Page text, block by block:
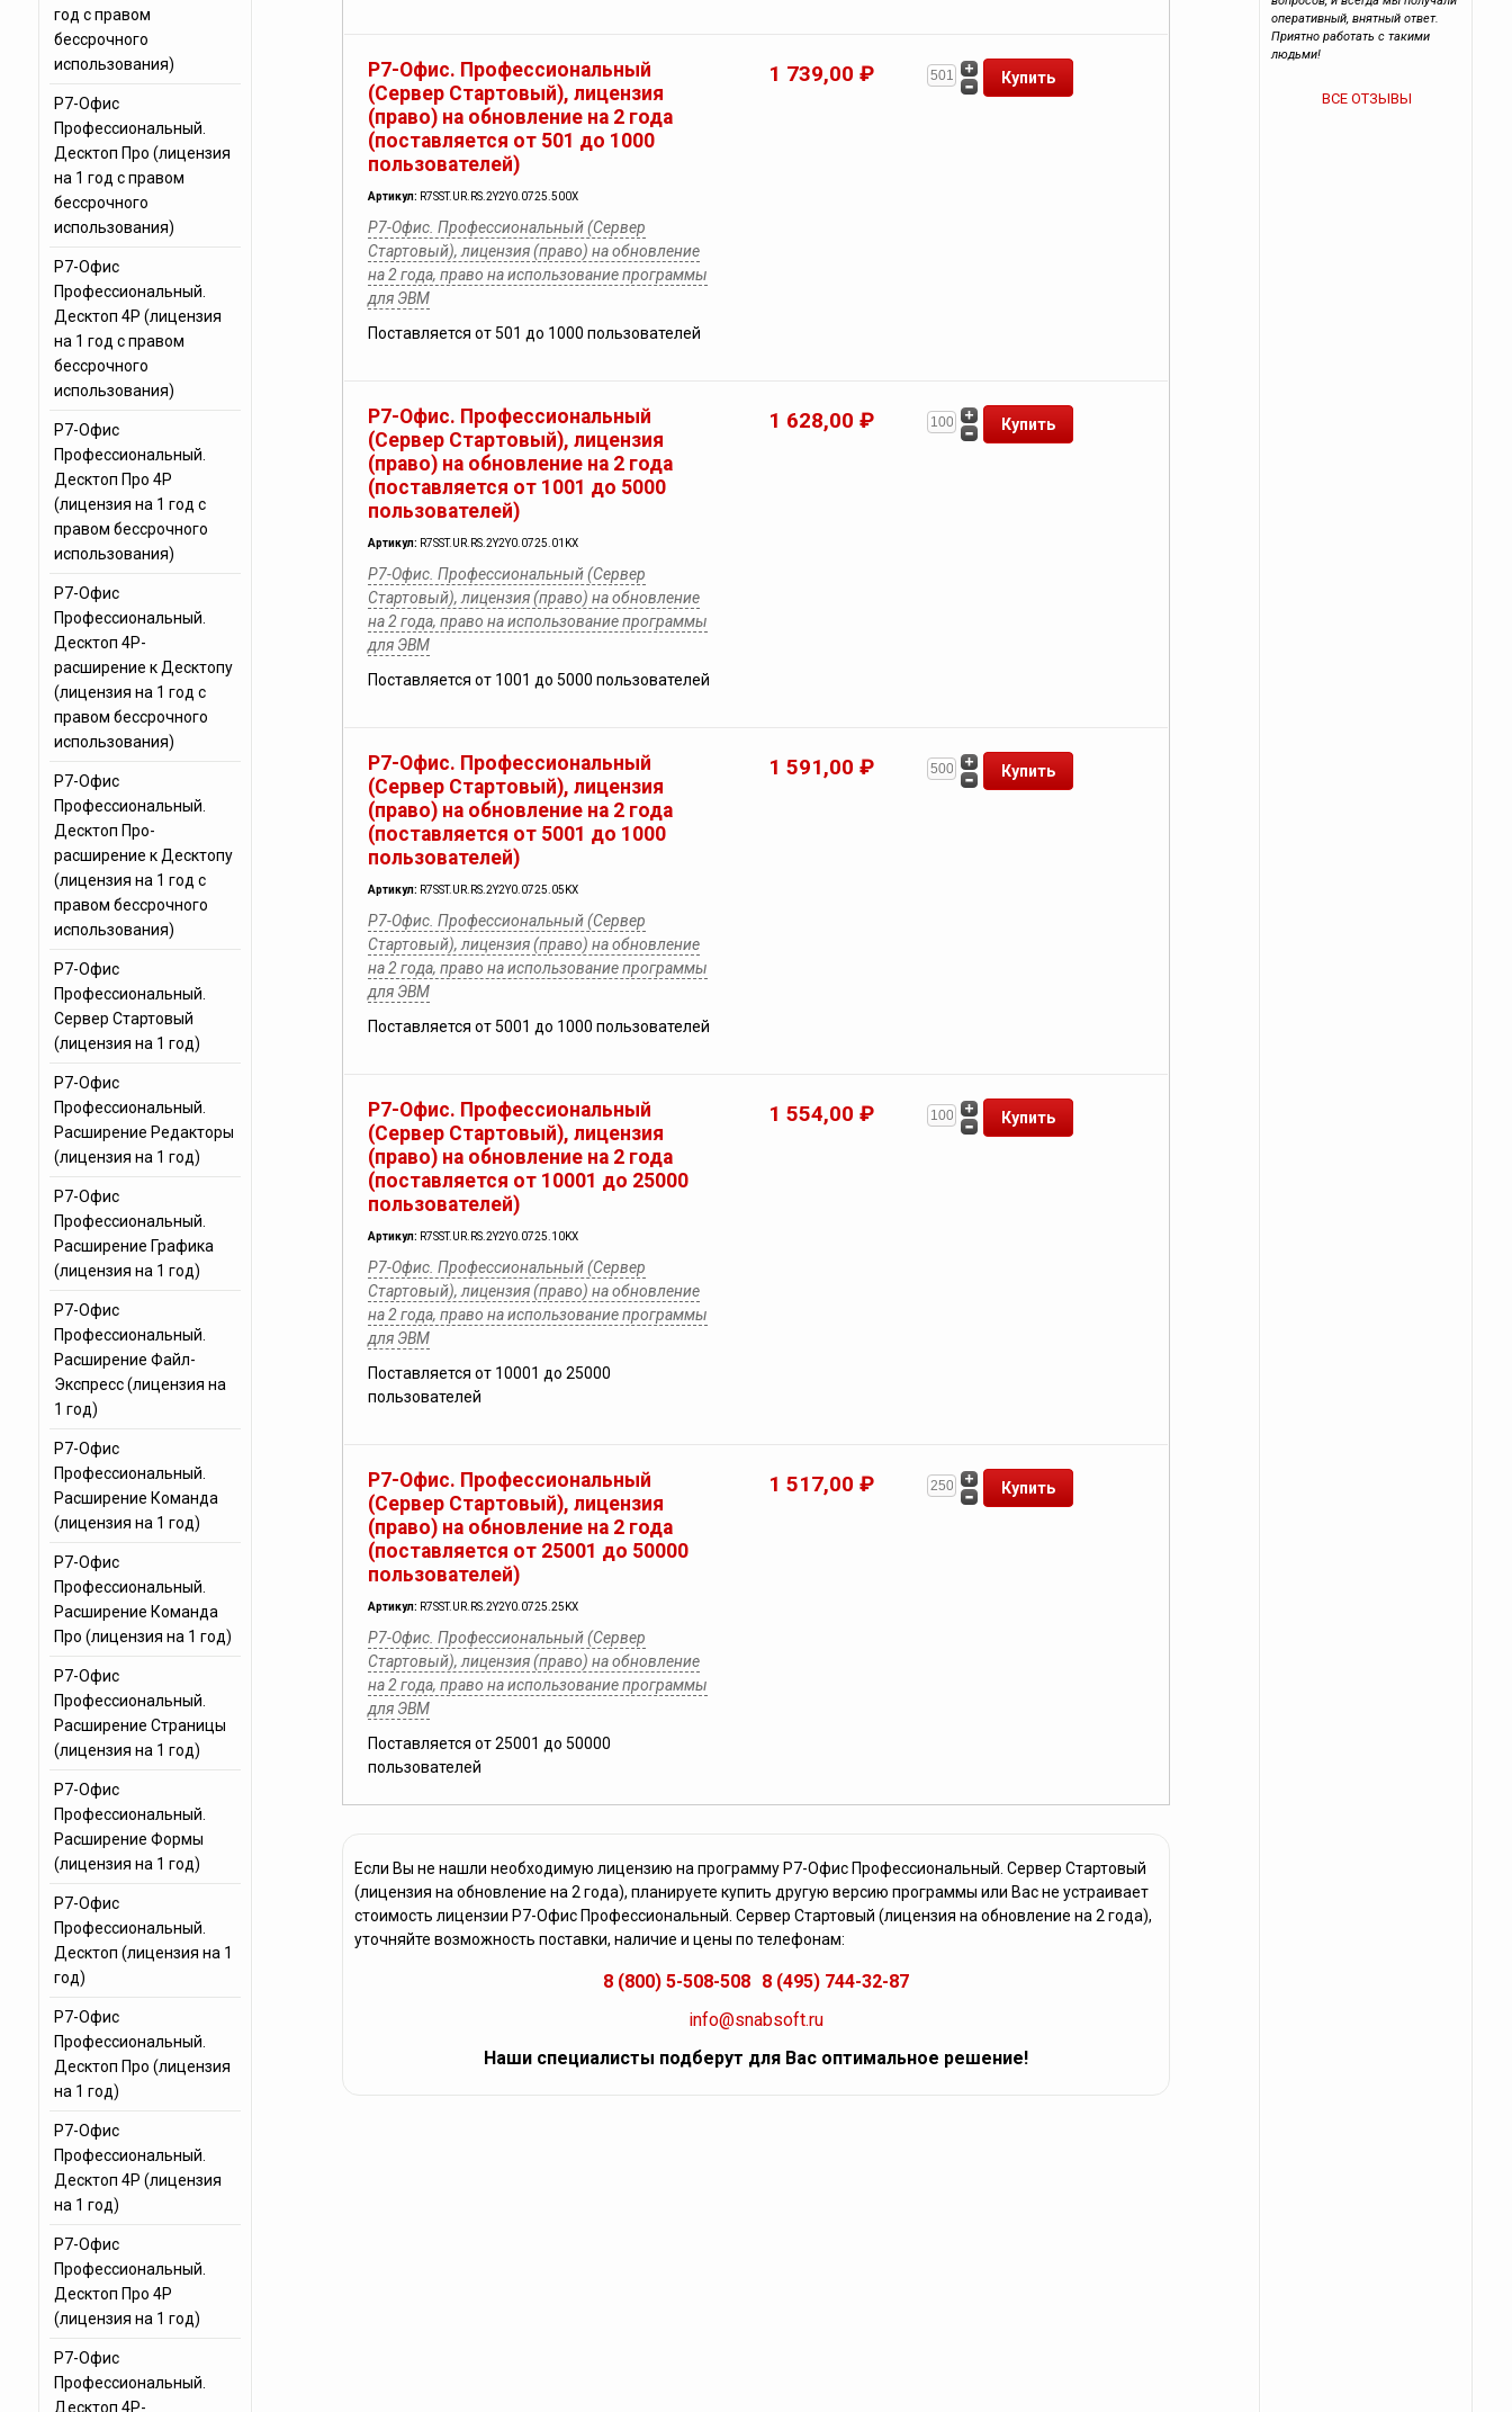
Р7-Офис. Профессиональный
(Сервер Стартовый), лицензия
(право) на обновление на 2 года
(поставляется от 501 до 1000
пользователей)
Артикул: R7SST.UR.RS.2Y2Y0.0725.500X
Р7-Офис. Профессиональный (Сервер
Стартовый), лицензия (право) на обновление
на 2 года, право на использование программы
для ЭВМ
Поставляется от 501 до 1000 пользователей
1 739,00 ₽
Р7-Офис. Профессиональный
(Сервер Стартовый), лицензия
(право) на обновление на 2 года
(поставляется от 1001 до 5000
пользователей)
Артикул: R7SST.UR.RS.2Y2Y0.0725.01KX
Р7-Офис. Профессиональный (Сервер
Стартовый), лицензия (право) на обновление
на 2 года, право на использование программы
для ЭВМ
Поставляется от 1001 до 5000 пользователей
1 628,00 ₽
Р7-Офис. Профессиональный
(Сервер Стартовый), лицензия
(право) на обновление на 2 года
(поставляется от 5001 до 1000
пользователей)
Артикул: R7SST.UR.RS.2Y2Y0.0725.05KX
Р7-Офис. Профессиональный (Сервер
Стартовый), лицензия (право) на обновление
на 2 года, право на использование программы
для ЭВМ
Поставляется от 5001 до 1000 пользователей
1 591,00 ₽
Р7-Офис. Профессиональный
(Сервер Стартовый), лицензия
(право) на обновление на 2 года
(поставляется от 10001 до 25000
пользователей)
Артикул: R7SST.UR.RS.2Y2Y0.0725.10KX
Р7-Офис. Профессиональный (Сервер
Стартовый), лицензия (право) на обновление
на 2 года, право на использование программы
для ЭВМ
Поставляется от 10001 до 25000
пользователей
1 554,00 ₽
Р7-Офис. Профессиональный
(Сервер Стартовый), лицензия
(право) на обновление на 2 года
(поставляется от 25001 до 50000
пользователей)
Артикул: R7SST.UR.RS.2Y2Y0.0725.25KX
Р7-Офис. Профессиональный (Сервер
Стартовый), лицензия (право) на обновление
на 2 года, право на использование программы
для ЭВМ
Поставляется от 25001 до 50000
пользователей
1 517,00 ₽
Если Вы не нашли необходимую лицензию на программу Р7-Офис Профессиональный. Сервер Стартовый
(лицензия на обновление на 2 года), планируете купить другую версию программы или Вас не устраивает
стоимость лицензии Р7-Офис Профессиональный. Сервер Стартовый (лицензия на обновление на 2 года),
уточняйте возможность поставки, наличие и цены по телефонам:
8 (800) 5-508-508 8 (495) 744-32-87
info@snabsoft.ru
Наши специалисты подберут для Вас оптимальное решение!
год с правом
бессрочного
использования)
Р7-Офис
Профессиональный.
Десктоп Про (лицензия
на 1 год с правом
бессрочного
использования)
Р7-Офис
Профессиональный.
Десктоп 4Р (лицензия
на 1 год с правом
бессрочного
использования)
Р7-Офис
Профессиональный.
Десктоп Про 4Р
(лицензия на 1 год с
правом бессрочного
использования)
Р7-Офис
Профессиональный.
Десктоп 4Р-
расширение к Десктопу
(лицензия на 1 год с
правом бессрочного
использования)
Р7-Офис
Профессиональный.
Десктоп Про-
расширение к Десктопу
(лицензия на 1 год с
правом бессрочного
использования)
Р7-Офис
Профессиональный.
Сервер Стартовый
(лицензия на 1 год)
Р7-Офис
Профессиональный.
Расширение Редакторы
(лицензия на 1 год)
Р7-Офис
Профессиональный.
Расширение Графика
(лицензия на 1 год)
Р7-Офис
Профессиональный.
Расширение Файл-
Экспресс (лицензия на
1 год)
Р7-Офис
Профессиональный.
Расширение Команда
(лицензия на 1 год)
Р7-Офис
Профессиональный.
Расширение Команда
Про (лицензия на 1 год)
Р7-Офис
Профессиональный.
Расширение Страницы
(лицензия на 1 год)
Р7-Офис
Профессиональный.
Расширение Формы
(лицензия на 1 год)
Р7-Офис
Профессиональный.
Десктоп (лицензия на 1
год)
Р7-Офис
Профессиональный.
Десктоп Про (лицензия
на 1 год)
Р7-Офис
Профессиональный.
Десктоп 4Р (лицензия
на 1 год)
Р7-Офис
Профессиональный.
Десктоп Про 4Р
(лицензия на 1 год)
Р7-Офис
Профессиональный.
Десктоп 4Р-
оперативный, внятный ответ.
Приятно работать с такими
людьми!
ВСЕ ОТЗЫВЫ